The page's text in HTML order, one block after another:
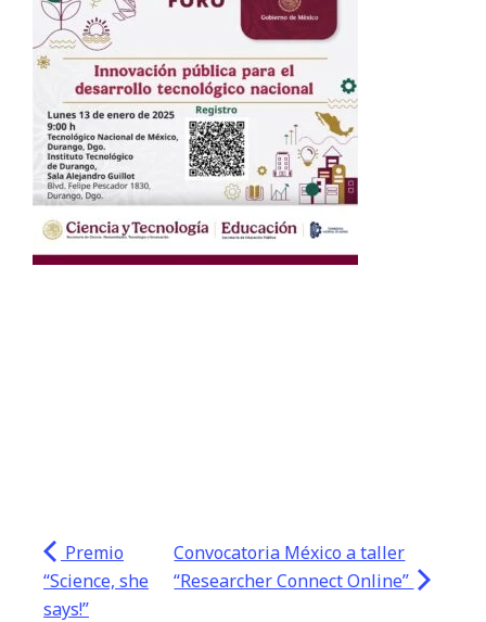
Premio
“Science, she
says!”
Convocatoria México a taller
“Researcher Connect Online”